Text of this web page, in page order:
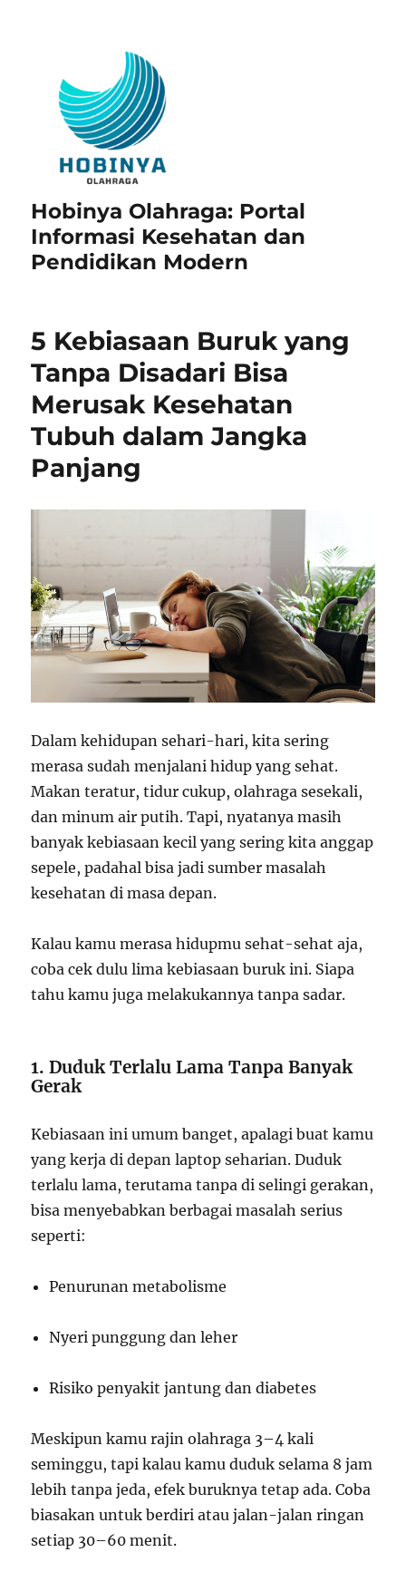
Hobinya Olahraga: Portal
Informasi Kesehatan dan
Pendidikan Modern
5 Kebiasaan Buruk yang
Tanpa Disadari Bisa
Merusak Kesehatan
Tubuh dalam Jangka
Panjang
Dalam kehidupan sehari-hari, kita sering
merasa sudah menjalani hidup yang sehat.
Makan teratur, tidur cukup, olahraga sesekali,
dan minum air putih. Tapi, nyatanya masih
banyak kebiasaan kecil yang sering kita anggap
sepele, padahal bisa jadi sumber masalah
kesehatan di masa depan.
Kalau kamu merasa hidupmu sehat-sehat aja,
coba cek dulu lima kebiasaan buruk ini. Siapa
tahu kamu juga melakukannya tanpa sadar.
1. Duduk Terlalu Lama Tanpa Banyak
Gerak
Kebiasaan ini umum banget, apalagi buat kamu
yang kerja di depan laptop seharian. Duduk
terlalu lama, terutama tanpa di selingi gerakan,
bisa menyebabkan berbagai masalah serius
seperti:
Penurunan metabolisme
Nyeri punggung dan leher
Risiko penyakit jantung dan diabetes
Meskipun kamu rajin olahraga 3–4 kali
seminggu, tapi kalau kamu duduk selama 8 jam
lebih tanpa jeda, efek buruknya tetap ada. Coba
biasakan untuk berdiri atau jalan-jalan ringan
setiap 30–60 menit.